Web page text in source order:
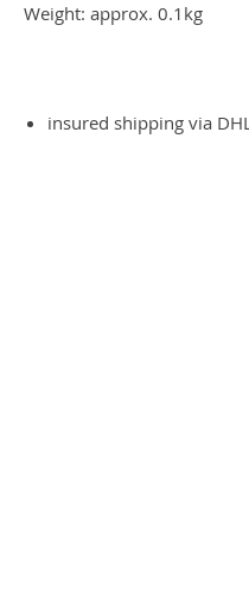
Weight: approx. 0.1kg
insured shipping via DHL